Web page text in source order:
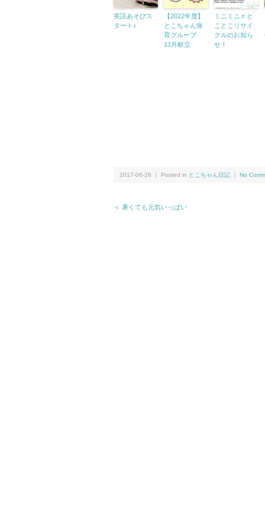
英語あそびス
タート♪
【2022年度】
とこちゃん保
育グループ
11月献立
ミニミニ♬と
ことこリサイ
クルのお知ら
せ！
2017-06-28 ｜ Posted in とこちゃん日記 No
＜ 暑くても元気いっぱい